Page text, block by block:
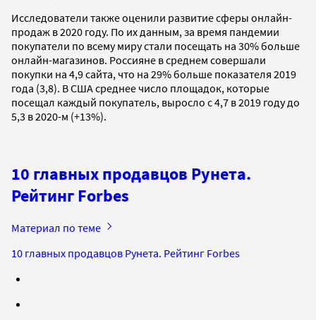
Исследователи также оценили развитие сферы онлайн-
продаж в 2020 году. По их данным, за время пандемии
покупатели по всему миру стали посещать на 30% больше
онлайн-магазинов. Россияне в среднем совершали
покупки на 4,9 сайта, что на 29% больше показателя 2019
года (3,8). В США среднее число площадок, которые
посещал каждый покупатель, выросло с 4,7 в 2019 году до
5,3 в 2020-м (+13%).
10 главных продавцов Рунета.
Рейтинг Forbes
Материал по теме
10 главных продавцов Рунета. Рейтинг Forbes